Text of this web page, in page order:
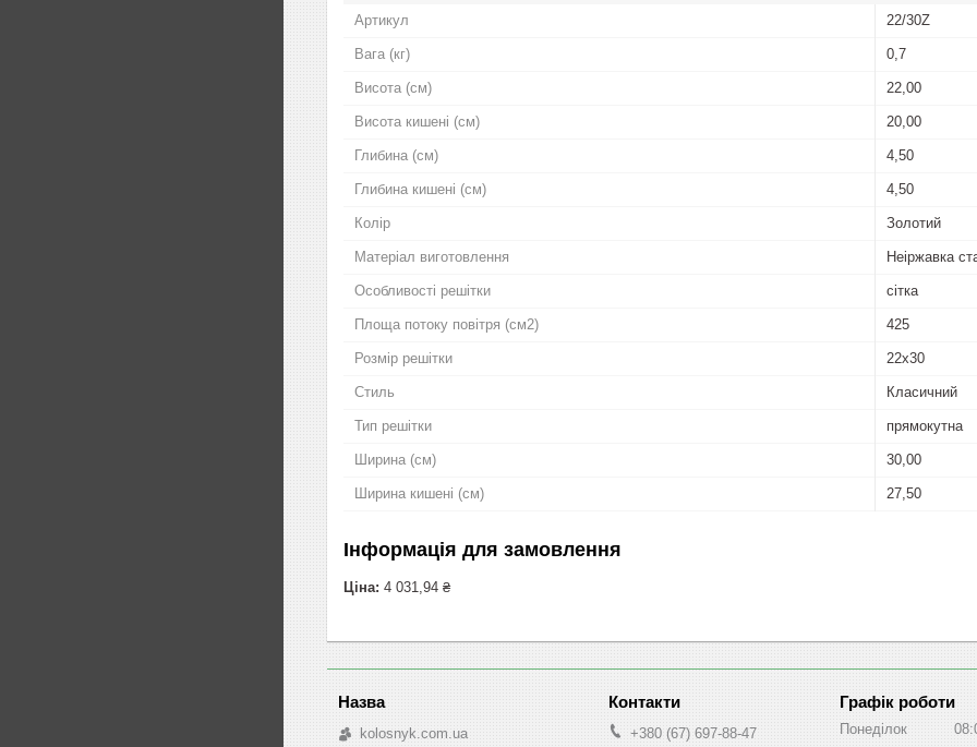
Артикул 22/30Z
Вага (кг) 0,7
Висота (см) 22,00
Висота кишені (см) 20,00
Глибина (см) 4,50
Глибина кишені (см) 4,50
Колір Золотий
Матеріал виготовлення Неіржавка
Особливості решітки сітка
Площа потоку повітря (см2) 425
Розмір решітки 22x30
Стиль Класичний
Тип решітки прямокутна
Ширина (см) 30,00
Ширина кишені (см) 27,50
Інформація для замовлення
Ціна: 4 031,94 ₴
kolosnyk.com.ua +380 (67) 697-88-47
Графік роботи
Понеділок